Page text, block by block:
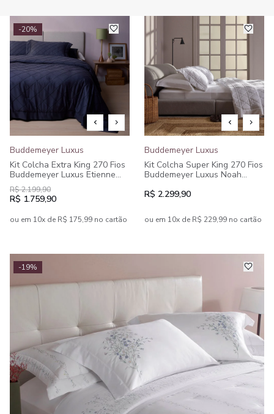
-20%
Buddemeyer Luxus
Kit Colcha Extra King 270 Fios
Buddemeyer Luxus Etienne
100% Algodão Penteado Azul
3 peças
R$ 2.199,90
R$ 1.759,90
ou em 10x de R$ 175,99 no cartão
Buddemeyer Luxus
Kit Colcha Super King 270 Fios
Buddemeyer Luxus Noah
peças
R$ 2.299,90
ou em 10x de R$ 229,99 no cartão
-19%